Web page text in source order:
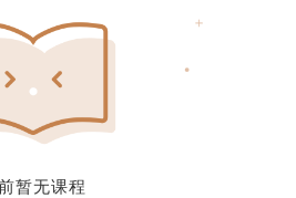
暂无课程